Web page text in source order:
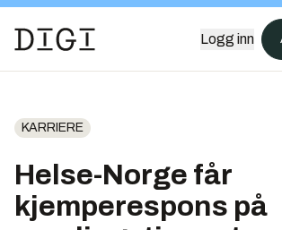
Logg inn
KARRIERE
Helse-Norge får
kjemperespons på